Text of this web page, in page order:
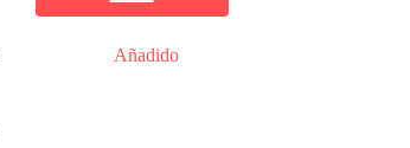
Añadido